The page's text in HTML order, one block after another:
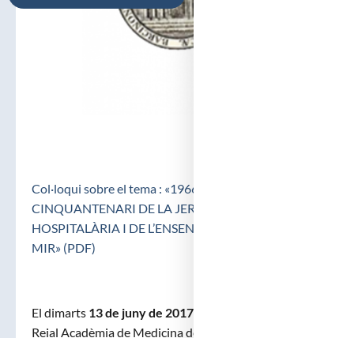
Col·loqui sobre el tema : «1966-2016.
CINQUANTENARI DE LA JERARQUITZACIÓ
HOSPITALÀRIA I DE L’ENSENYAMENT PER LA VIA
MIR» (PDF)
El dimarts 13 de juny de 2017, a les set del vespre
Reial Acadèmia de Medicina de Catalunya, es